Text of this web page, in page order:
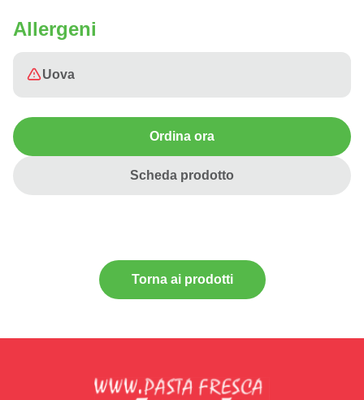
Allergeni
Uova
Ordina ora
Scheda prodotto
Torna ai prodotti